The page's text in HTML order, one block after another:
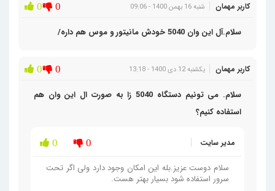
کاربر مهمان شنبه 16 بهمن 1400 - 09:06 0 0
سلام.آل این وان 5040 خودش مانیتور و موس هم داره/
کاربر مهمان یکشنبه 12 دی 1400 - 13:18 0 0
سلام. می تونیم دستگاه 5040 زا به صورت ال این وان هم
استفاده کنیم؟
مدیر سایت 0 0
سلام دوست عزیز.بله این امکان وجود دارد ولی اگر تحت
سرور استفاده شود بسیار بهتر هست.